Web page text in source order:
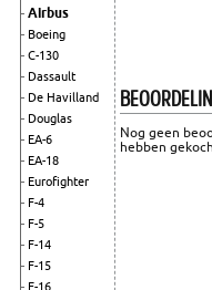
Airbus
Boeing
C-130
Dassault
De Havilland
Douglas
EA-6
EA-18
Eurofighter
F-4
F-5
F-14
F-15
F-16
Nog geen
hebben